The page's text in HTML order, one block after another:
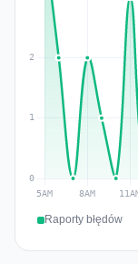
Raporty błędów